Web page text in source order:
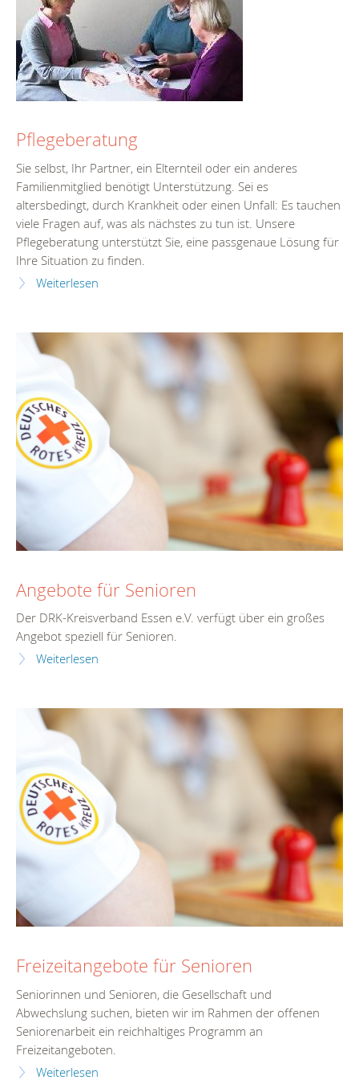
Pflegeberatung
Sie selbst, Ihr Partner, ein Elternteil oder ein anderes
Familienmitglied benötigt Unterstützung. Sei es
altersbedingt, durch Krankheit oder einen Unfall: Es tauchen
viele Fragen auf, was als nächstes zu tun ist. Unsere
Pflegeberatung unterstützt Sie, eine passgenaue Lösung für
Ihre Situation zu finden.
Weiterlesen
Angebote für Senioren
Der DRK-Kreisverband Essen e.V. verfügt über ein großes
Angebot speziell für Senioren.
Weiterlesen
Freizeitangebote für Senioren
Seniorinnen und Senioren, die Gesellschaft und
Abwechslung suchen, bieten wir im Rahmen der offenen
Seniorenarbeit ein reichhaltiges Programm an
Freizeitangeboten.
Weiterlesen